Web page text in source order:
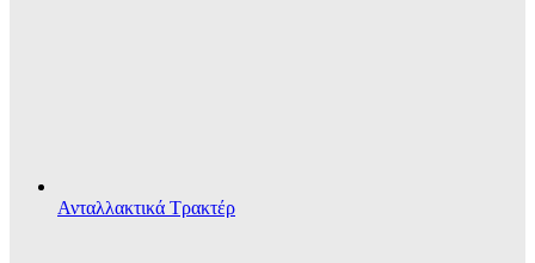
Ανταλλακτικά Τρακτέρ